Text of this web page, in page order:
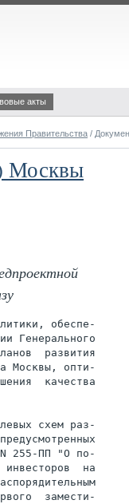
акты
Правительства /
Москвы
обеспе-
Генерального
развития
Москвы, опти-
качества
схем раз-
N 255-ПП "О по-
инвесторов  на
замести-